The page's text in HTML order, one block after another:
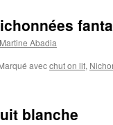
Martine Abadia
avecchut on lit,
blanche